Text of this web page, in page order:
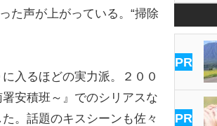
た声が上がっている。“掃除
入るほどの実力派。２００
安積班～』でのシリアスな
。話題のキスシーンも佐々
PR
PR